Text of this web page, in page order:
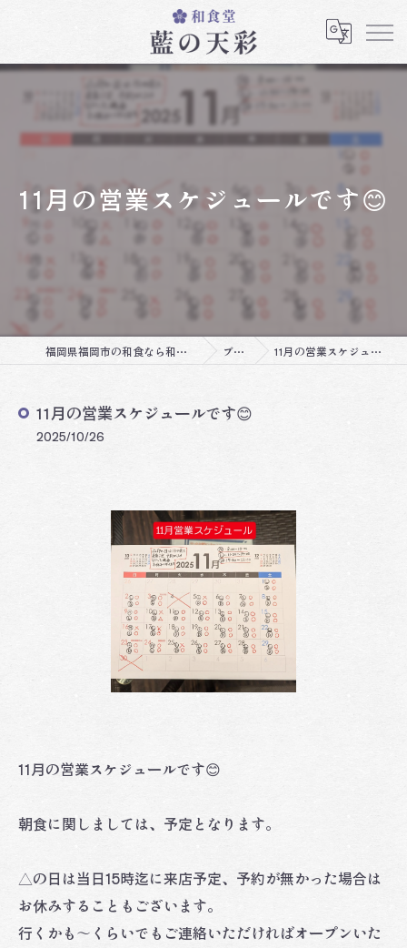
11月の営業スケジュールです😊
福岡県福岡市の和食なら和食堂 藍の天彩 ブログ 11月の営業スケジュールです😊
11月の営業スケジュールです😊
2025/10/26
11月の営業スケジュールです😊
朝食に関しましては、予定となります。
△の日は当日15時迄に来店予定、予約が無かった場合は
お休みすることもございます。
行くかも〜くらいでもご連絡いただければオープンいた